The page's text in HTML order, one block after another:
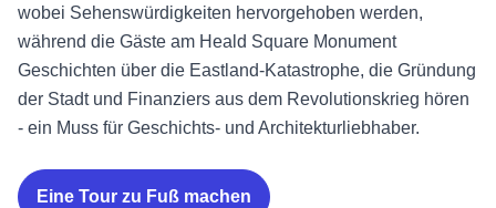
wobei Sehenswürdigkeiten hervorgehoben werden,
während die Gäste am Heald Square Monument
Geschichten über die Eastland-Katastrophe, die Gründung
der Stadt und Finanziers aus dem Revolutionskrieg hören
- ein Muss für Geschichts- und Architekturliebhaber.
Eine Tour zu Fuß machen